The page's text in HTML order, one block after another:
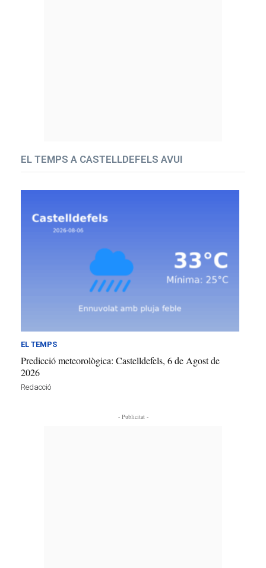
EL TEMPS A CASTELLDEFELS AVUI
EL TEMPS
Predicció meteorològica: Castelldefels, 6 de Agost de
2026
Redacció
- Publicitat -